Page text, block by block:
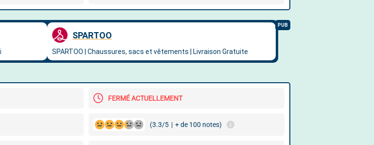
FERMÉ ACTUELLEMENT
(3.3/5 | + de 100 notes)